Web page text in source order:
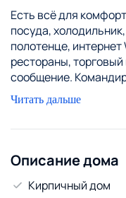
Есть всё для
посуда,
полотенце,
рестораны,
сообщение.
Компаниям не
праздничные дни
постояльца. За
проводка проверены
За каждого
Читать дальше
Описание дома
Кирпичный дом